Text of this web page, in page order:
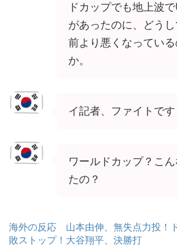
ドカップでも地上波
があったのに、どう
前より悪くなっている
か。
イ記者、ファイトです
ワールドカップ？こ
たの？
海外の反応 山本由伸、無失点力投！
敗ストップ！大谷翔平、決勝打